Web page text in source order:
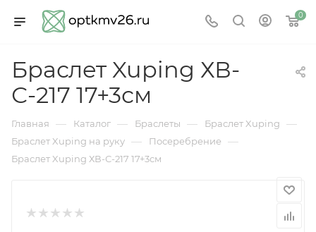
0
Браслет Xuping ХВ-
С-217 17+3см
Главная — Каталог — Браслеты — Браслет Xuping —
Браслет Xuping на руку — Посеребрение —
Браслет Xuping ХВ-С-217 17+3см